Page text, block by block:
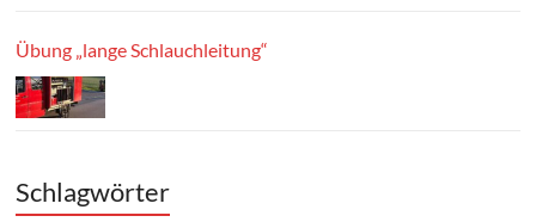
Übung „lange Schlauchleitung“
Schlagwörter